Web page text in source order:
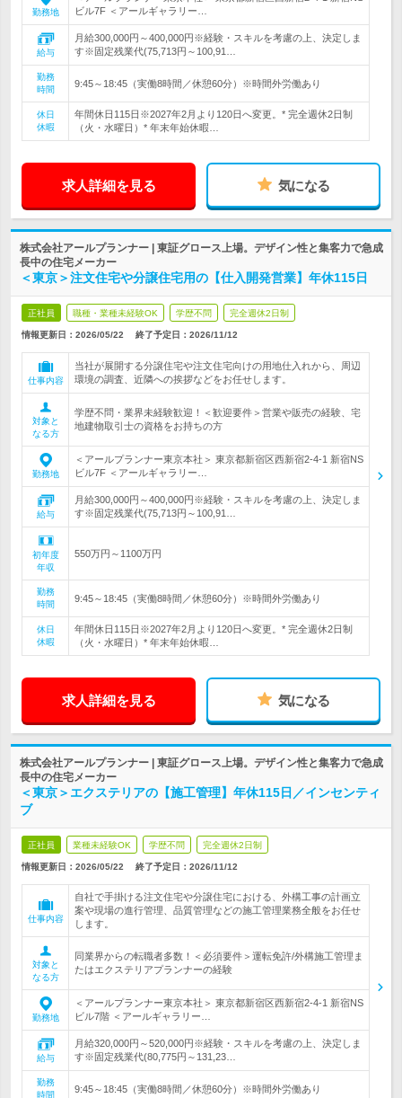
勤務地
ビル7F ＜アールギャラリー…
給与
月給300,000円～400,000円※経験・スキルを考慮の上、決定しま
す※固定残業代(75,713円～100,91…
勤務
時間
9:45～18:45（実働8時間／休憩60分）※時間外労働あり
休日
休暇
年間休日115日※2027年2月より120日へ変更。* 完全週休2日制
（火・水曜日）* 年末年始休暇…
求人詳細を見る 気になる
株式会社アールプランナー | 東証グロース上場。デザイン性と集客力で急成
長中の住宅メーカー
＜東京＞注文住宅や分譲住宅用の【仕入開発営業】年休115日
正社員 職種・業種未経験OK 学歴不問 完全週休2日制
情報更新日：2026/05/22 終了予定日： 2026/11/12
仕事内容
当社が展開する分譲住宅や注文住宅向けの用地仕入れから、周辺
環境の調査、近隣への挨拶などをお任せします。
対象と
なる方
学歴不問・業界未経験歓迎！＜歓迎要件＞営業や販売の経験、宅
地建物取引士の資格をお持ちの方
勤務地
＜アールプランナー東京本社＞ 東京都新宿区西新宿2-4-1 新宿NS
ビル7F ＜アールギャラリー…
給与
月給300,000円～400,000円※経験・スキルを考慮の上、決定しま
す※固定残業代(75,713円～100,91…
初年度
年収
550万円～1100万円
勤務
時間
9:45～18:45（実働8時間／休憩60分）※時間外労働あり
休日
休暇
年間休日115日※2027年2月より120日へ変更。* 完全週休2日制
（火・水曜日）* 年末年始休暇…
求人詳細を見る 気になる
株式会社アールプランナー | 東証グロース上場。デザイン性と集客力で急成
長中の住宅メーカー
＜東京＞エクステリアの【施工管理】年休115日／インセンティ
ブ
正社員 業種未経験OK 学歴不問 完全週休2日制
情報更新日：2026/05/22 終了予定日： 2026/11/12
仕事内容
自社で手掛ける注文住宅や分譲住宅における、外構工事の計画立
案や現場の進行管理、品質管理などの施工管理業務全般をお任せ
します。
対象と
なる方
同業界からの転職者多数！＜必須要件＞運転免許/外構施工管理ま
たはエクステリアプランナーの経験
勤務地
＜アールプランナー東京本社＞ 東京都新宿区西新宿2-4-1 新宿NS
ビル7階 ＜アールギャラリー…
給与
月給320,000円～520,000円※経験・スキルを考慮の上、決定しま
す※固定残業代(80,775円～131,23…
勤務
時間
9:45～18:45（実働8時間／休憩60分）※時間外労働あり